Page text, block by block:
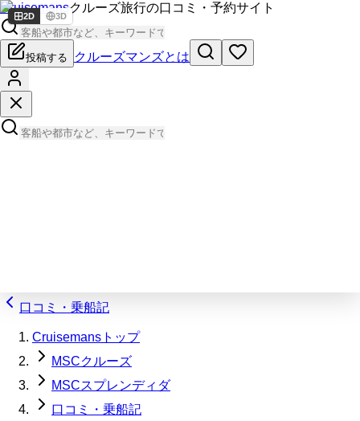
Cruisemansクルーズ旅行の口コミ・予約サイト
投稿する クルーズマンズとは
口コミ・乗船記
Cruisemansトップ
MSCクルーズ
MSCスプレンディダ
口コミ・乗船記
2D 3D